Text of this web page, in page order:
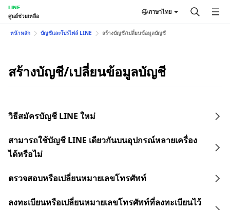
LINE
ศูนย์ช่วยเหลือ
ภาษาไทย
หน้าหลัก บัญชีและโปรไฟล์ LINE สร้างบัญชี/เปลี่ยนข้อมูลบัญชี
สร้างบัญชี/เปลี่ยนข้อมูลบัญชี
วิธีสมัครบัญชี LINE ใหม่
สามารถใช้บัญชี LINE เดียวกันบนอุปกรณ์หลายเครื่อง
ได้หรือไม่
ตรวจสอบหรือเปลี่ยนหมายเลขโทรศัพท์
ลงทะเบียนหรือเปลี่ยนหมายเลขโทรศัพท์ที่ลงทะเบียนไว้